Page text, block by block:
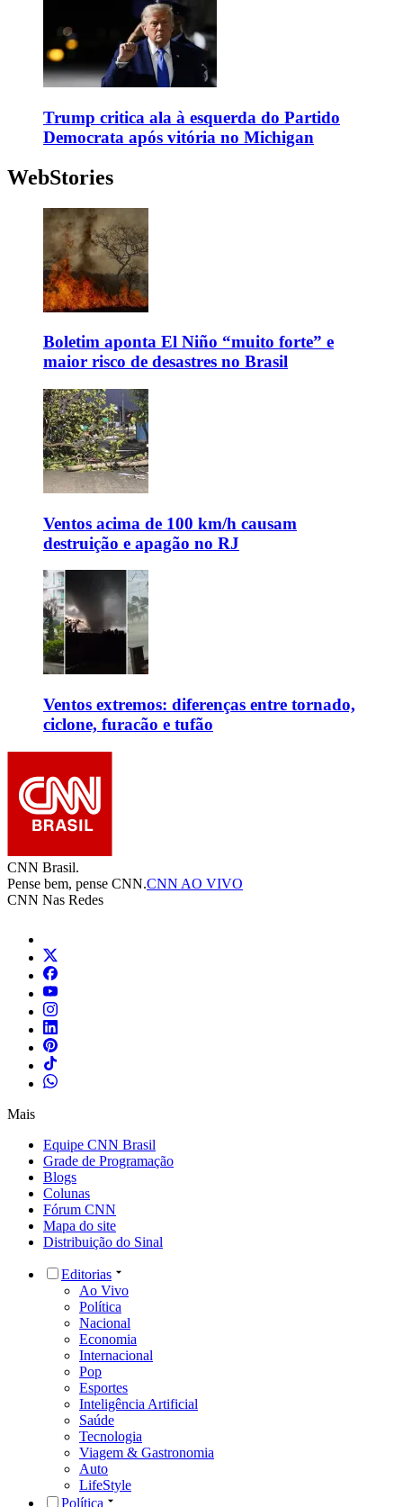
Trump critica ala à esquerda do Partido
Democrata após vitória no Michigan
WebStories
Boletim aponta El Niño “muito forte” e
maior risco de desastres no Brasil
Ventos acima de 100 km/h causam
destruição e apagão no RJ
Ventos extremos: diferenças entre tornado,
ciclone, furacão e tufão
CNN Brasil.
Pense bem, pense CNN.CNN AO VIVO
CNN Nas Redes
Mais
Equipe CNN Brasil
Grade de Programação
Blogs
Colunas
Fórum CNN
Mapa do site
Distribuição do Sinal
Editorias
Ao Vivo
Política
Nacional
Economia
Internacional
Pop
Esportes
Inteligência Artificial
Saúde
Tecnologia
Viagem & Gastronomia
Auto
LifeStyle
Política